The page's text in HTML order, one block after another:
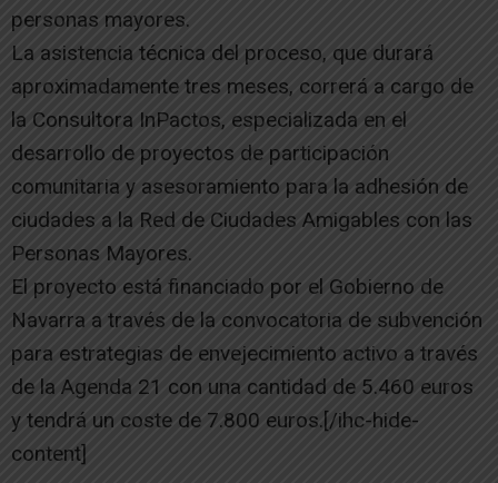
personas mayores.
La asistencia técnica del proceso, que durará
aproximadamente tres meses, correrá a cargo de
la Consultora InPactos, especializada en el
desarrollo de proyectos de participación
comunitaria y asesoramiento para la adhesión de
ciudades a la Red de Ciudades Amigables con las
Personas Mayores.
El proyecto está financiado por el Gobierno de
Navarra a través de la convocatoria de subvención
para estrategias de envejecimiento activo a través
de la Agenda 21 con una cantidad de 5.460 euros
y tendrá un coste de 7.800 euros.[/ihc-hide-
content]